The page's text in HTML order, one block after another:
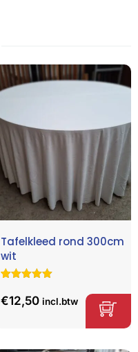
Tafelkleed rond 300cm
wit
5.00op 5
gebaseerd
€12,50 incl.btw